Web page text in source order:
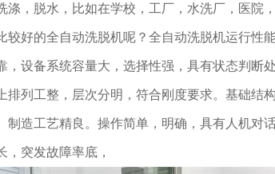
涤，脱水，比如在学校，工厂，水洗厂，医院
较好的全自动洗脱机呢？全自动洗脱机运行性
，设备系统容量大，选择性强，具有状态判断
排列工整，层次分明，符合刚度要求。基础结
制造工艺精良。操作简单，明确，具有人机对
，突发故障率底，